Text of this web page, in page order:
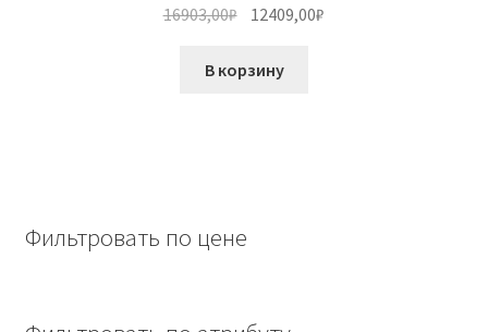
16903,00₽ Первоначальная
составляла
12409,00₽
В корзину
Фильтровать по цене